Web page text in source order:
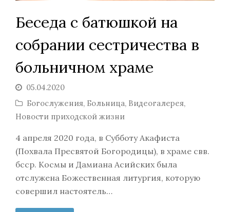
Беседа с батюшкой на
собрании сестричества в
больничном храме
05.04.2020
Богослужения, Больница, Видеогалерея,
Новости приходской жизни
4 апреля 2020 года, в Субботу Акафиста
(Похвала Пресвятой Богородицы), в храме свв.
бсср. Космы и Дамиана Асийских была
отслужена Божественная литургия, которую
совершил настоятель…